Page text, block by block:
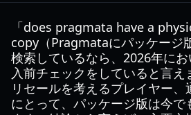
「does pragmata have a
copy（Pragmataにパッケージ
検索しているなら、2026年に
入前チェックをしていると言え
リセールを考えるプレイヤー、
にとって、パッケージ版は今で